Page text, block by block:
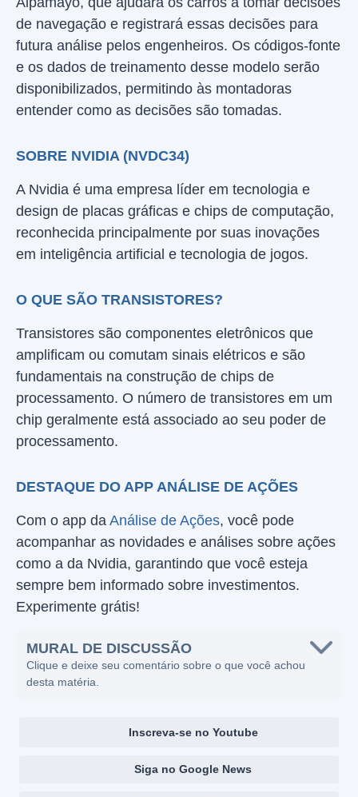
de navegação e registrará essas decisões para
futura análise pelos engenheiros. Os códigos-fonte
e os dados de treinamento desse modelo serão
disponibilizados, permitindo às montadoras
entender como as decisões são tomadas.
SOBRE NVIDIA (NVDC34)
A Nvidia é uma empresa líder em tecnologia e
design de placas gráficas e chips de computação,
reconhecida principalmente por suas inovações
em inteligência artificial e tecnologia de jogos.
O QUE SÃO TRANSISTORES?
Transistores são componentes eletrônicos que
amplificam ou comutam sinais elétricos e são
fundamentais na construção de chips de
processamento. O número de transistores em um
chip geralmente está associado ao seu poder de
processamento.
DESTAQUE DO APP ANÁLISE DE AÇÕES
Com o app da Análise de Ações, você pode
acompanhar as novidades e análises sobre ações
como a da Nvidia, garantindo que você esteja
sempre bem informado sobre investimentos.
Experimente grátis!
MURAL DE DISCUSSÃO
Clique e deixe seu comentário sobre o que você achou
desta matéria.
Inscreva-se no Youtube
Siga no Google News